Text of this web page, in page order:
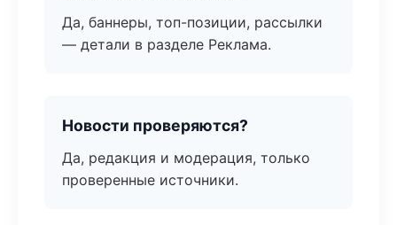
Да, баннеры, топ-позиции, рассылки
— детали в разделе Реклама.
Новости проверяются?
Да, редакция и модерация, только
проверенные источники.